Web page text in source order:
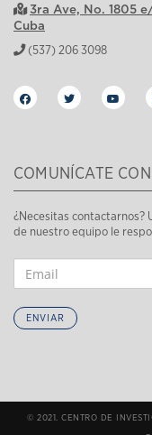
3ra Ave, No. 1805
Cuba
(537) 206 3098
COMUNÍCATE
¿Necesitas contactarnos?
de nuestro equipo le
ENVIAR
© 2021. CENTRO DE